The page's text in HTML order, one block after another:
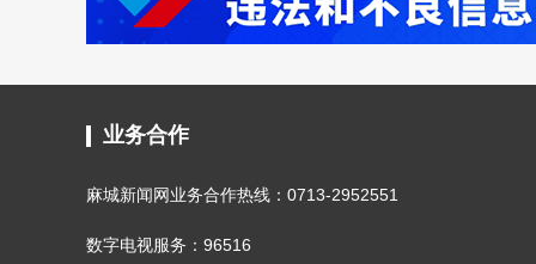
业务合作
麻城新闻网业务合作热线：0713-2952551
数字电视服务：96516